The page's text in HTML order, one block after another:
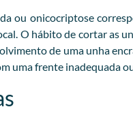
ou onicocriptose
O hábito de cortar as
de uma unha
uma frente inadequada